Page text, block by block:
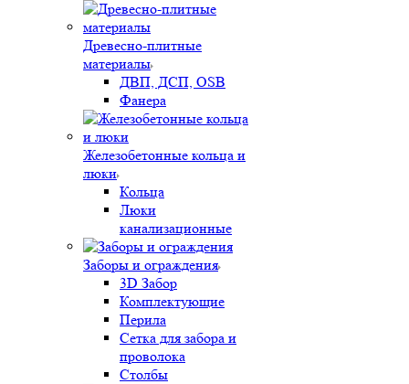
Древесно-плитные
материалы
ДВП, ДСП, OSB
Фанера
Железобетонные кольца и
люки
Кольца
Люки
канализационные
Заборы и ограждения
3D Забор
Комплектующие
Перила
Сетка для забора и
проволока
Столбы